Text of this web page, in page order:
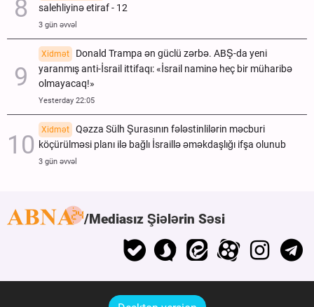
salehliyinə etiraf - 12
3 gün əvvəl
Xidmət
Donald Trampa ən güclü zərbə. ABŞ-da yeni
yaranmış anti-İsrail ittifaqı: «İsrail naminə heç bir müharibə
olmayacaq!»
Yesterday 22:05
Xidmət
Qəzza Sülh Şurasının fələstinlilərin məcburi
köçürülməsi planı ilə bağlı İsraillə əməkdaşlığı ifşa olunub
3 gün əvvəl
Mediasız Şiələrin Səsi